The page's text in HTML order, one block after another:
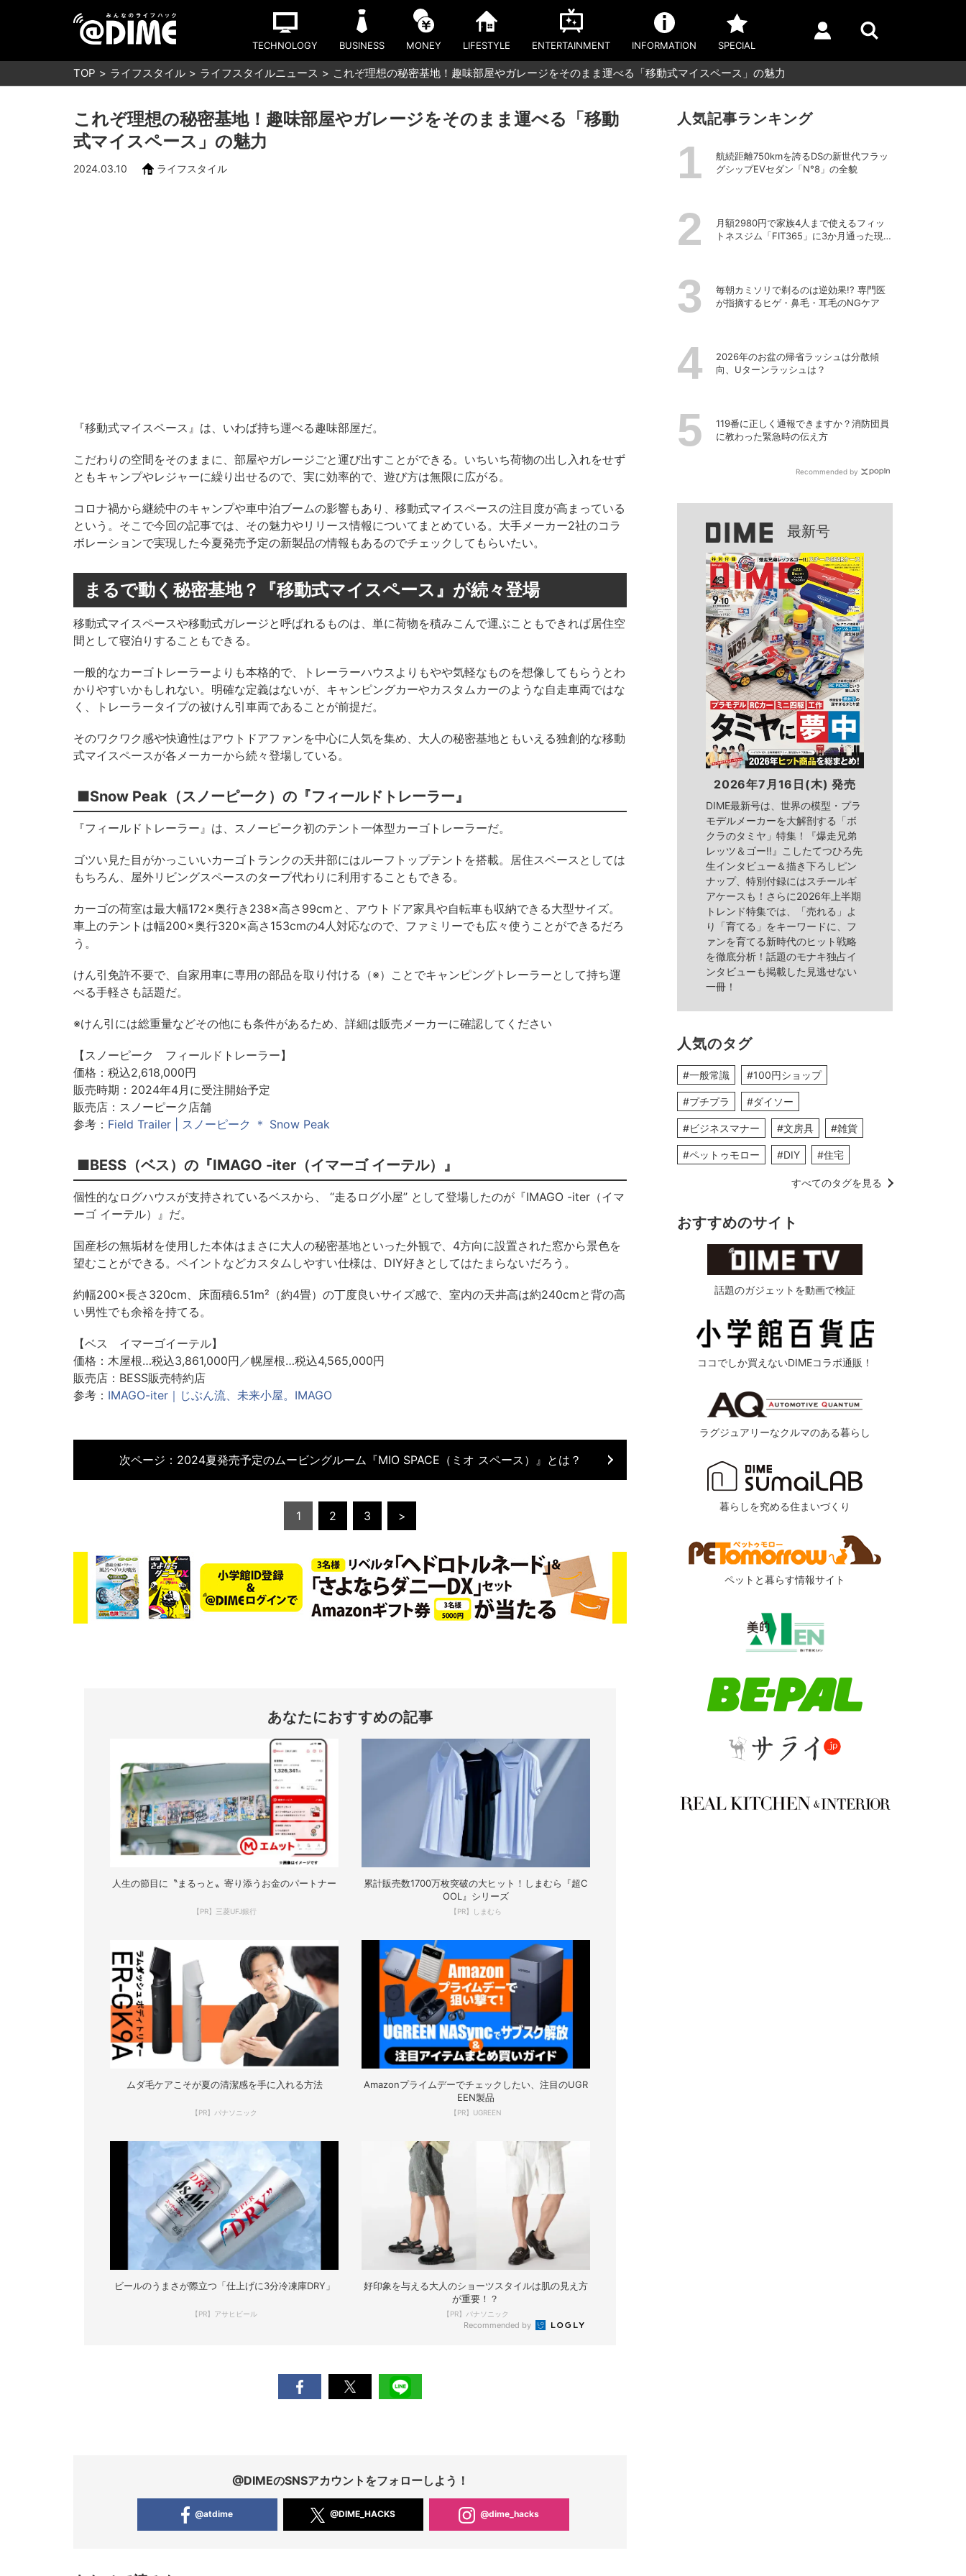
TECHNOLOGY BUSINESS MONEY LIFESTYLE ENTERTAINMENT INFORMATION SPECIAL
TOP ライフスタイル ライフスタイルニュース これぞ理想の秘密基地！趣味部屋やガレージをそのまま運べる「移動式マイスペース」の魅力
これぞ理想の秘密基地！趣味部屋やガレージをそのまま運べる「移動
式マイスペース」の魅力
2024.03.10 ライフスタイル
『移動式マイスペース』は、いわば持ち運べる趣味部屋だ。
こだわりの空間をそのままに、部屋やガレージごと運び出すことができる。いちいち荷物の出し入れをせず
ともキャンプやレジャーに繰り出せるので、実に効率的で、遊び方は無限に広がる。
コロナ禍から継続中のキャンプや車中泊ブームの影響もあり、移動式マイスペースの注目度が高まっている
という。そこで今回の記事では、その魅力やリリース情報についてまとめている。大手メーカー2社のコラ
ボレーションで実現した今夏発売予定の新製品の情報もあるのでチェックしてもらいたい。
まるで動く秘密基地？『移動式マイスペース』が続々登場
移動式マイスペースや移動式ガレージと呼ばれるものは、単に荷物を積みこんで運ぶこともできれば居住空
間として寝泊りすることもできる。
一般的なカーゴトレーラーよりも本格的で、トレーラーハウスよりもやや気軽なものを想像してもらうとわ
かりやすいかもしれない。明確な定義はないが、キャンピングカーやカスタムカーのような自走車両ではな
く、トレーラータイプの被けん引車両であることが前提だ。
そのワクワク感や快適性はアウトドアファンを中心に人気を集め、大人の秘密基地ともいえる独創的な移動
式マイスペースが各メーカーから続々登場している。
■Snow Peak（スノーピーク）の『フィールドトレーラー』
『フィールドトレーラー』は、スノーピーク初のテント一体型カーゴトレーラーだ。
ゴツい見た目がかっこいいカーゴトランクの天井部にはルーフトップテントを搭載。居住スペースとしては
もちろん、屋外リビングスペースのタープ代わりに利用することもできる。
カーゴの荷室は最大幅172×奥行き238×高さ99cmと、アウトドア家具や自転車も収納できる大型サイズ。
車上のテントは幅200×奥行320×高さ153cmの4人対応なので、ファミリーでも広々使うことができるだろ
う。
けん引免許不要で、自家用車に専用の部品を取り付ける（※）ことでキャンピングトレーラーとして持ち運
べる手軽さも話題だ。
※けん引には総重量などその他にも条件があるため、詳細は販売メーカーに確認してください
【スノーピーク フィールドトレーラー】
価格：税込2,618,000円
販売時期：2024年4月に受注開始予定
販売店：スノーピーク店舗
参考： Field Trailer | スノーピーク ＊ Snow Peak
■BESS（ベス）の『IMAGO -iter（イマーゴ イーテル）』
個性的なログハウスが支持されているベスから、 “走るログ小屋” として登場したのが『IMAGO -iter（イマ
ーゴ イーテル）』だ。
国産杉の無垢材を使用した本体はまさに大人の秘密基地といった外観で、4方向に設置された窓から景色を
望むことができる。ペイントなどカスタムしやすい仕様は、DIY好きとしてはたまらないだろう。
約幅200×長さ320cm、床面積6.51m²（約4畳）の丁度良いサイズ感で、室内の天井高は約240cmと背の高
い男性でも余裕を持てる。
【ベス イマーゴイーテル】
価格：木屋根…税込3,861,000円／幌屋根…税込4,565,000円
販売店：BESS販売特約店
参考： IMAGO-iter｜じぶん流、未来小屋。IMAGO
次ページ： 2024夏発売予定のムービングルーム『MIO SPACE（ミオ スペース）』とは？
1 2 3 >
あなたにおすすめの記事
人生の節目に〝まるっと〟寄り添うお金のパートナー
【PR】三菱UFJ銀行
累計販売数1700万枚突破の大ヒット！しまむら『超C
OOL』シリーズ
【PR】しまむら
ムダ毛ケアこそが夏の清潔感を手に入れる方法
【PR】パナソニック
Amazonプライムデーでチェックしたい、注目のUGR
EEN製品
【PR】UGREEN
ビールのうまさが際立つ「仕上げに3分冷凍庫DRY」
【PR】アサヒビール
好印象を与える大人のショーツスタイルは肌の見え方
が重要！？
【PR】パナソニック
Recommended by
@DIMEのSNSアカウントをフォローしよう！
@atdime @DIME_HACKS @dime_hacks
人気記事ランキング
航続距離750kmを誇るDSの新世代フラッ
グシップEVセダン「N°8」の全貌
月額2980円で家族4人まで使えるフィッ
トネスジム「FIT365」に3か月通った現在
毎朝カミソリで剃るのは逆効果!? 専門医
が指摘するヒゲ・鼻毛・耳毛のNGケア
2026年のお盆の帰省ラッシュは分散傾
向、Uターンラッシュは？
119番に正しく通報できますか？消防団員
に教わった緊急時の伝え方
Recommended by
最新号
2026年7月16日(木) 発売
DIME最新号は、世界の模型・プラ
モデルメーカーを大解剖する「ボ
クラのタミヤ」特集！『爆走兄弟
レッツ＆ゴー!!』こしたてつひろ先
生インタビュー＆描き下ろしピン
ナップ、特別付録にはスチールギ
アケースも！さらに2026年上半期
トレンド特集では、「売れる」よ
り「育てる」をキーワードに、フ
ァンを育てる新時代のヒット戦略
を徹底分析！話題のモナキ独占イ
ンタビューも掲載した見逃せない
一冊！
人気のタグ
#一般常識 #100円ショップ
#プチプラ #ダイソー
#ビジネスマナー #文房具 #雑貨
#ペットゥモロー #DIY #住宅
すべてのタグを見る
おすすめのサイト
話題のガジェットを動画で検証
ココでしか買えないDIMEコラボ通販！
ラグジュアリーなクルマのある暮らし
暮らしを究める住まいづくり
ペットと暮らす情報サイト